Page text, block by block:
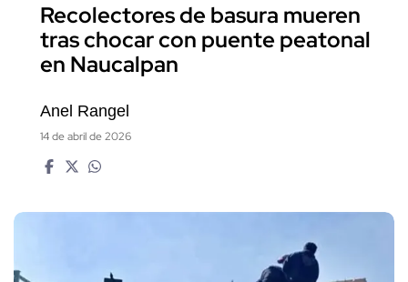
Recolectores de basura mueren
tras chocar con puente peatonal
en Naucalpan
Anel Rangel
14 de abril de 2026